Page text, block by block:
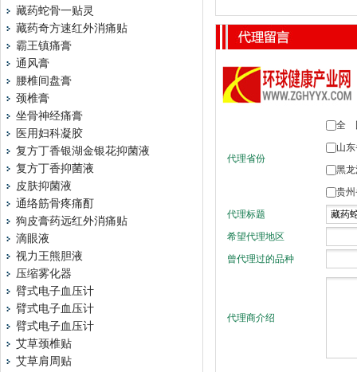
藏药蛇骨一贴灵
藏药奇方速红外消痛贴
霸王镇痛膏
通风膏
腰椎间盘膏
颈椎膏
坐骨神经痛膏
医用妇科凝胶
复方丁香银湖金银花抑菌液
复方丁香抑菌液
皮肤抑菌液
通络筋骨疼痛酊
狗皮膏药远红外消痛贴
滴眼液
视力王熊胆液
压缩雾化器
臂式电子血压计
臂式电子血压计
臂式电子血压计
艾草颈椎贴
艾草肩周贴